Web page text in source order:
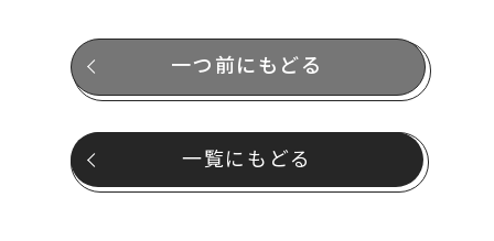
一つ前にもどる
一覧にもどる